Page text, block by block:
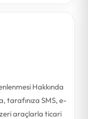
Hakkında
tarafınıza SMS, e-
araçlarla ticari